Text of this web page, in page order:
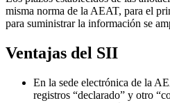
misma norma de la AEAT, para el
para suministrar la información se
Ventajas del SII
En la sede electrónica de la
registros “declarado” y otro